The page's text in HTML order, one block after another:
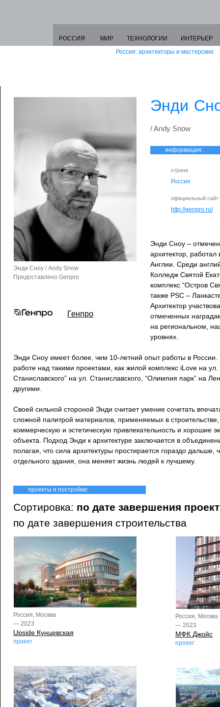
РОССИЯ МИР ТЕХНОЛОГИИ
ИНТЕРЬЕР
Россия: архитекторы и мастерские
Энди Сноу / Andy Snow
Предоставлено Genpro
Генпро
Энди
/ Andy Snow
информация:
страна
Россия
официальный сайт
http://genpro.ru/
Энди Сноу –
архитектор,
Англии. Среди
Колледж Святой
комплекс “Остров
также PSC –
Архитектор
отмеченных
на региональном,
уровнях.
Энди Сноу имеет более, чем 10-летний опыт работы в
работе над такими проектами, как жилой комплекс iLove на
Станиславского” на ул. Станиславского, “Олимпия парк” на
другими.
Своей сильной стороной Энди считает умение сочетать
сложной палитрой материалов, применяемых в
коммерческую и эстетическую привлекательность и хорошие
объекта. Подход Энди к архитектуре заключается в
полагая, что сила архитектуры простирается гораздо дальше,
отдельного здания, она меняет жизнь людей к лучшему.
проекты и постройки:
Сортировка: по дате завершения
по дате завершения строительства
Россия, Москва
— 2023
Upside Кунцевская
проект
Россия, Москва
— 2023
МФК Джойс
проект